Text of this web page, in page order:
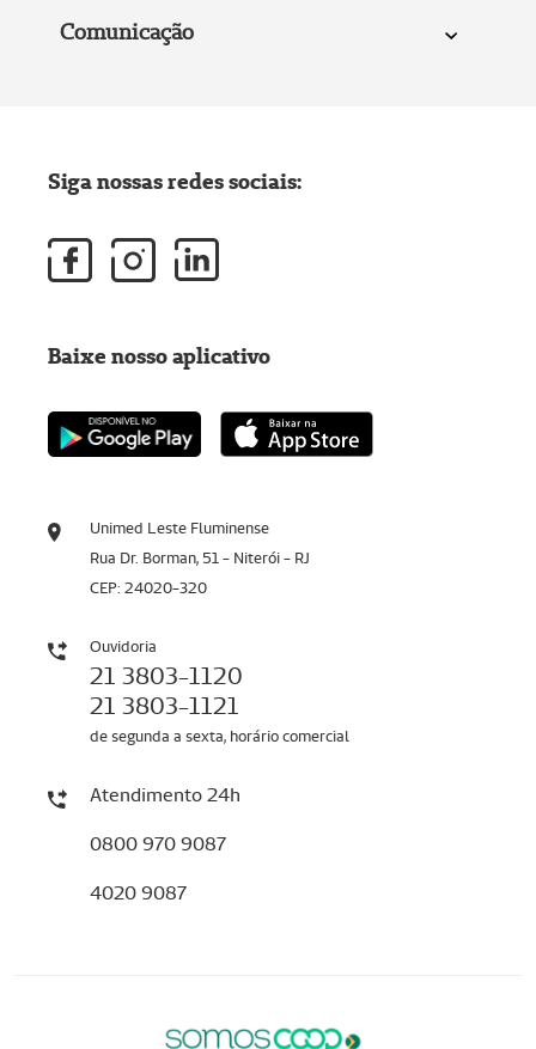
Comunicação
Unimed Leste Fluminense
Rua Dr. Borman, 51 - Niterói - RJ
CEP: 24020-320
Ouvidoria
21 3803-1120
21 3803-1121
de segunda a sexta, horário comercial
Atendimento 24h
0800 970 9087
4020 9087
Siga nossas redes sociais:
Baixe nosso aplicativo